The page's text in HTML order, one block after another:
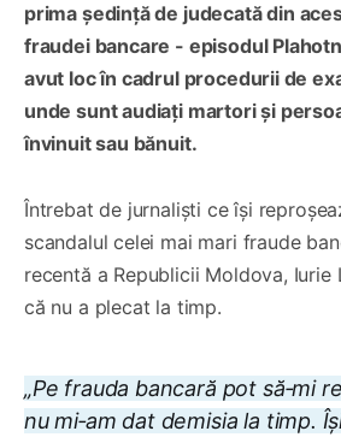
prima ședință de judecată din
fraudei bancare - episodul
avut loc în cadrul procedurii de
unde sunt audiați martori și
învinuit sau bănuit.
Întrebat de jurnaliști ce își
scandalul celei mai mari fraude
recentă a Republicii Moldova, Iurie
că nu a plecat la timp.
„Pe frauda bancară pot să‑mi
nu mi‑am dat demisia la timp.